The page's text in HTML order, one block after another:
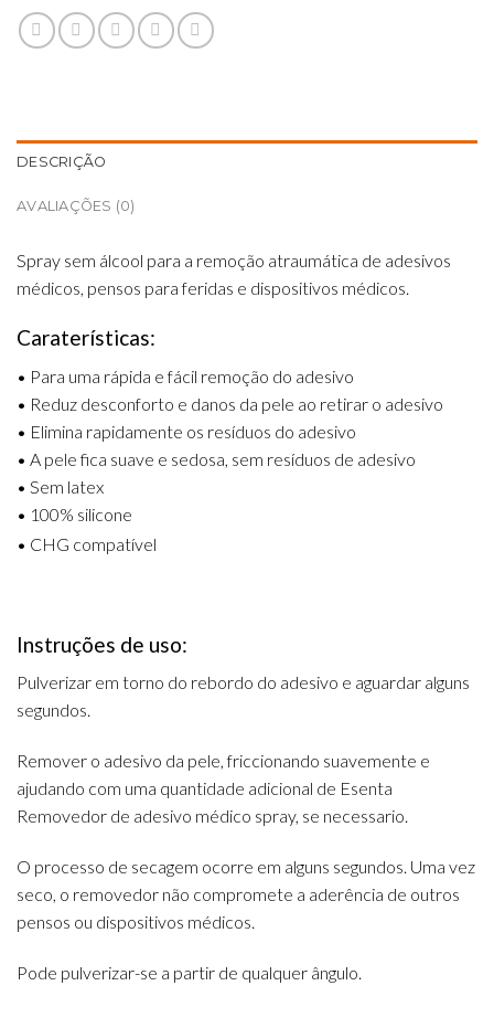
DESCRIÇÃO
AVALIAÇÕES (0)
Spray sem álcool para a remoção atraumática de adesivos
médicos, pensos para feridas e dispositivos médicos.
Caraterísticas:
• Para uma rápida e fácil remoção do adesivo
• Reduz desconforto e danos da pele ao retirar o adesivo
• Elimina rapidamente os resíduos do adesivo
• A pele fica suave e sedosa, sem resíduos de adesivo
• Sem latex
• 100% silicone
• CHG compatível
Instruções de uso:
Pulverizar em torno do rebordo do adesivo e aguardar alguns
segundos.
Remover o adesivo da pele, friccionando suavemente e
ajudando com uma quantidade adicional de Esenta
Removedor de adesivo médico spray, se necessario.
O processo de secagem ocorre em alguns segundos. Uma vez
seco, o removedor não compromete a aderência de outros
pensos ou dispositivos médicos.
Pode pulverizar-se a partir de qualquer ângulo.